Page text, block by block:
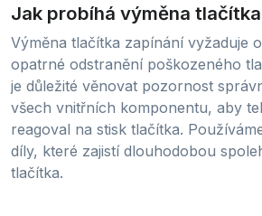
Jak probíhá výměna
Výměna tlačítka zapínání vyžaduje
opatrné odstranění poškozeného
je důležité věnovat pozornost
všech vnitřních komponentu, aby
reagoval na stisk tlačítka.
díly, které zajistí dlouhodobou
tlačítka.